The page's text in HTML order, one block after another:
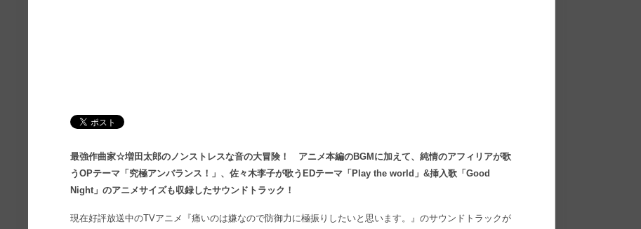
最強作曲家☆増田太郎のノンストレスな音の大冒険！ アニメ本編のBGMに加えて、純情のアフィリアが歌
うOPテーマ「究極アンバランス！」、佐々木李子が歌うEDテーマ「Play the world」&挿入歌「Good
Night」のアニメサイズも収録したサウンドトラック！
現在好評放送中のTVアニメ『痛いのは嫌なので防御力に極振りしたいと思います。』のサウンドトラックが